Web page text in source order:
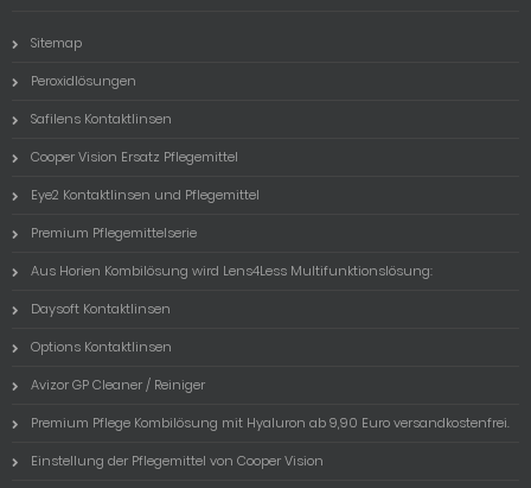
Sitemap
Peroxidlösungen
Safilens Kontaktlinsen
Cooper Vision Ersatz Pflegemittel
Eye2 Kontaktlinsen und Pflegemittel
Premium Pflegemittelserie
Aus Horien Kombilösung wird Lens4Less Multifunktionslösung:
Daysoft Kontaktlinsen
Options Kontaktlinsen
Avizor GP Cleaner / Reiniger
Premium Pflege Kombilösung mit Hyaluron ab 9,90 Euro versandkostenfrei.
Einstellung der Pflegemittel von Cooper Vision